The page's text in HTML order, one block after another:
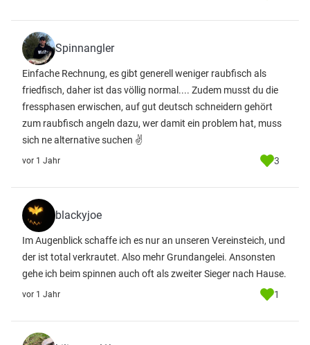
Spinnangler
Einfache Rechnung, es gibt generell weniger raubfisch als
friedfisch, daher ist das völlig normal.... Zudem musst du die
fressphasen erwischen, auf gut deutsch schneidern gehört
zum raubfisch angeln dazu, wer damit ein problem hat, muss
sich ne alternative suchen ✌️
vor 1 Jahr 3
blackyjoe
Im Augenblick schaffe ich es nur an unseren Vereinsteich, und
der ist total verkrautet. Also mehr Grundangelei. Ansonsten
gehe ich beim spinnen auch oft als zweiter Sieger nach Hause.
vor 1 Jahr 1